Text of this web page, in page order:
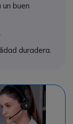
buen
duradera.